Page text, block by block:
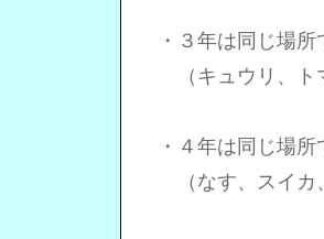
・３年は同じ場所
（キュウリ、ト
・４年は同じ場所
（なす、スイカ